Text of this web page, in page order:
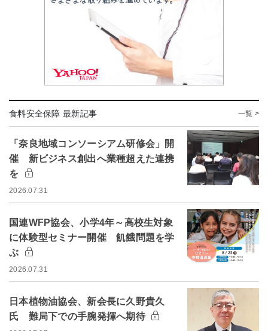
食料安全保障 最新記事 一覧 >
「奈良地域コンソーシアム研修会」開
催 新ビジネス創出へ業種超えた連携
を
2026.07.31
国連WFP協会、小学4年～高校生対象
に体験型セミナー開催 飢餓問題を学
ぶ
2026.07.31
日本植物油協会、新会長に久野貴久
氏 難局下での手腕発揮へ期待